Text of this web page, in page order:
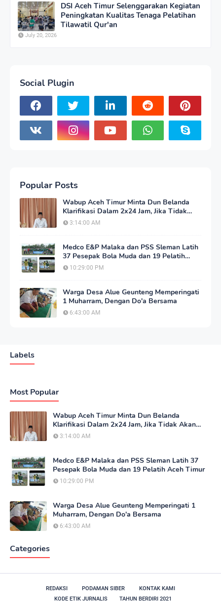
DSI Aceh Timur Selenggarakan Kegiatan
Peningkatan Kualitas Tenaga Pelatihan
Tilawatil Qur'an
July 20, 2026
Social Plugin
Popular Posts
Wabup Aceh Timur Minta Dun Belanda
Klarifikasi Dalam 2x24 Jam, Jika Tidak
Akan Tempuh Jalur Hukum
3:14:00 AM
Medco E&P Malaka dan PSS Sleman Latih
37 Pesepak Bola Muda dan 19 Pelatih
Aceh Timur
10:29:00 PM
Warga Desa Alue Geunteng Memperingati
1 Muharram, Dengan Do'a Bersama
6:43:00 AM
Labels
Most Popular
Wabup Aceh Timur Minta Dun Belanda
Klarifikasi Dalam 2x24 Jam, Jika Tidak Akan
Tempuh Jalur Hukum
3:14:00 AM
Medco E&P Malaka dan PSS Sleman Latih 37
Pesepak Bola Muda dan 19 Pelatih Aceh Timur
10:29:00 PM
Warga Desa Alue Geunteng Memperingati 1
Muharram, Dengan Do'a Bersama
6:43:00 AM
Categories
REDAKSI PODAMAN SIBER
KONTAK KAMI
KODE ETIK JURNALIS
TAHUN BERDIRI 2021